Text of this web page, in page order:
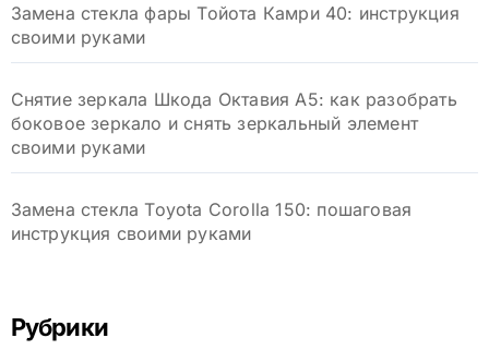
Замена стекла фары Тойота Камри 40: инструкция
своими руками
Снятие зеркала Шкода Октавия А5: как разобрать
боковое зеркало и снять зеркальный элемент
своими руками
Замена стекла Toyota Corolla 150: пошаговая
инструкция своими руками
Рубрики